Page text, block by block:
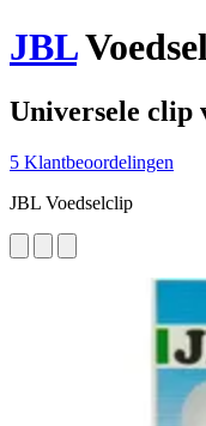
JBL
Universele clip
5 Klantbeoordelingen
JBL Voedselclip